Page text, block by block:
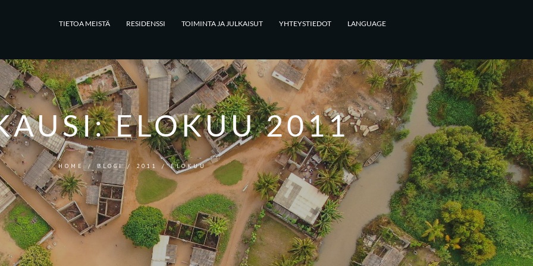
TIETOA MEISTÄ RESIDENSSI TOIMINTA JA JULKAISUT YHTEYSTIEDOT LANGUAGE
ELOKUU 2011
HOME/ BLOGI/ 2011 /ELOKUU